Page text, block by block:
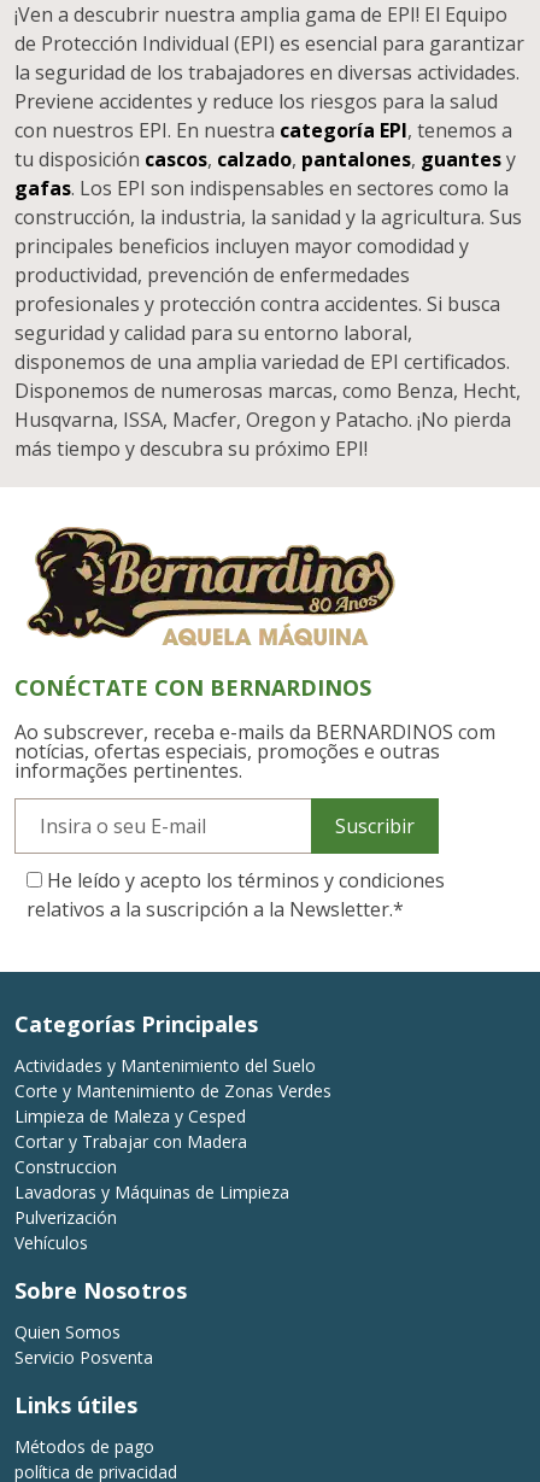
¡Ven a descubrir nuestra amplia gama de EPI! El Equipo
de Protección Individual (EPI) es esencial para garantizar
la seguridad de los trabajadores en diversas actividades.
Previene accidentes y reduce los riesgos para la salud
con nuestros EPI. En nuestra categoría EPI, tenemos a
tu disposición cascos, calzado, pantalones, guantesy
gafas. Los EPI son indispensables en sectores como la
construcción, la industria, la sanidad y la agricultura. Sus
principales beneficios incluyen mayor comodidad y
productividad, prevención de enfermedades
profesionales y protección contra accidentes. Si busca
seguridad y calidad para su entorno laboral,
disponemos de una amplia variedad de EPI certificados.
Disponemos de numerosas marcas, como Benza, Hecht,
Husqvarna, ISSA, Macfer, Oregon y Patacho. ¡No pierda
más tiempo y descubra su próximo EPI!
CONÉCTATE CON BERNARDINOS
Ao subscrever, receba e-mails da BERNARDINOS com
notícias, ofertas especiais, promoções e outras
informações pertinentes.
Suscribir
He leído y acepto los términos y condiciones
relativos a la suscripción a la Newsletter.*
Categorías Principales
Actividades y Mantenimiento del Suelo
Corte y Mantenimiento de Zonas Verdes
Limpieza de Maleza y Cesped
Cortar y Trabajar con Madera
Construccion
Lavadoras y Máquinas de Limpieza
Pulverización
Vehículos
Sobre Nosotros
Quien Somos
Servicio Posventa
Links útiles
Métodos de pago
política de privacidad